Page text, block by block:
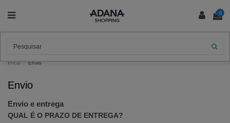
0
Início Envio
Envio
Envio e entrega
QUAL É O PRAZO DE ENTREGA?